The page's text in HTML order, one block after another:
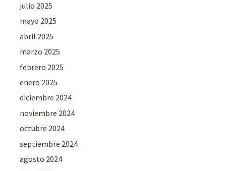
julio 2025
mayo 2025
abril 2025
marzo 2025
febrero 2025
enero 2025
diciembre 2024
noviembre 2024
octubre 2024
septiembre 2024
agosto 2024